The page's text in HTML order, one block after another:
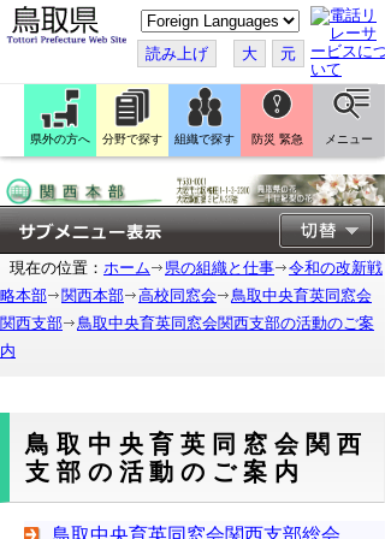
こ
の
ペ
ー
ジ
翻
訳
す
読み上げ 大 元
県外の方へ 分野で探す 組織で探す 防災 緊急 メニュー
現在の位置： ホーム 県の組織と仕事
令和の改新戦
略本部
関西本部 高校同窓会
鳥取中央育英同窓会
関西支部
鳥取中央育英同窓会関西支部の活動のご案
内
鳥取中央育英同窓会関西
支部の活動のご案内
鳥取中央育英同窓会関西支部総会